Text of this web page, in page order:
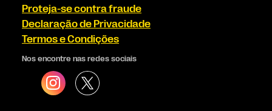
Proteja-se contra fraude
Declaração de Privacidade
Termos e Condições
Nos encontre nas redes sociais